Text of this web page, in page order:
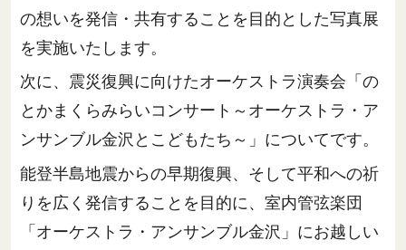
の想いを発信・共有することを目的とした写真展
を実施いたします。
次に、震災復興に向けたオーケストラ演奏会「の
とかまくらみらいコンサート～オーケストラ・ア
ンサンブル金沢とこどもたち～」についてです。
能登半島地震からの早期復興、そして平和への祈
りを広く発信することを目的に、室内管弦楽団
「オーケストラ・アンサンブル金沢」にお越しい